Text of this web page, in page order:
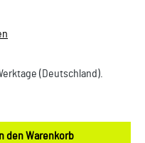
(Deutschland).
Wert ein
In den Warenkorb